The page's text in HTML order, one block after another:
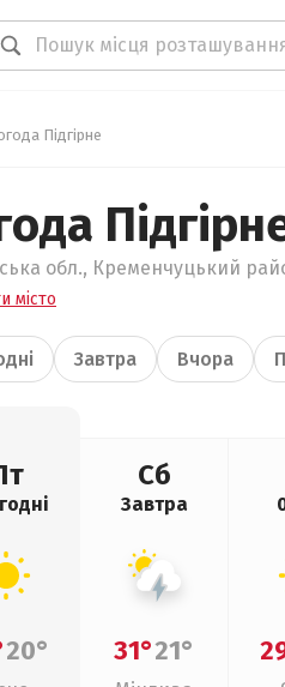
Підгірне
обл., Кременчуцький
місто
Завтра Вчора
20°
Сб
Завтра
31°21°